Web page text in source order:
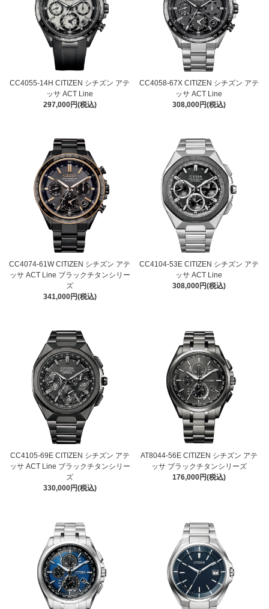
CC4055-14H CITIZEN シチズン アテ
ッサ ACT Line
297,000円(税込)
CC4058-67X CITIZEN シチズン アテ
ッサ ACT Line
308,000円(税込)
CC4074-61W CITIZEN シチズン アテ
ッサ ACT Line ブラックチタンシリー
ズ
341,000円(税込)
CC4104-53E CITIZEN シチズン アテ
ッサ ACT Line
308,000円(税込)
CC4105-69E CITIZEN シチズン アテ
ッサ ACT Line ブラックチタンシリー
ズ
330,000円(税込)
AT8044-56E CITIZEN シチズン アテ
ッサ ブラックチタンシリーズ
176,000円(税込)